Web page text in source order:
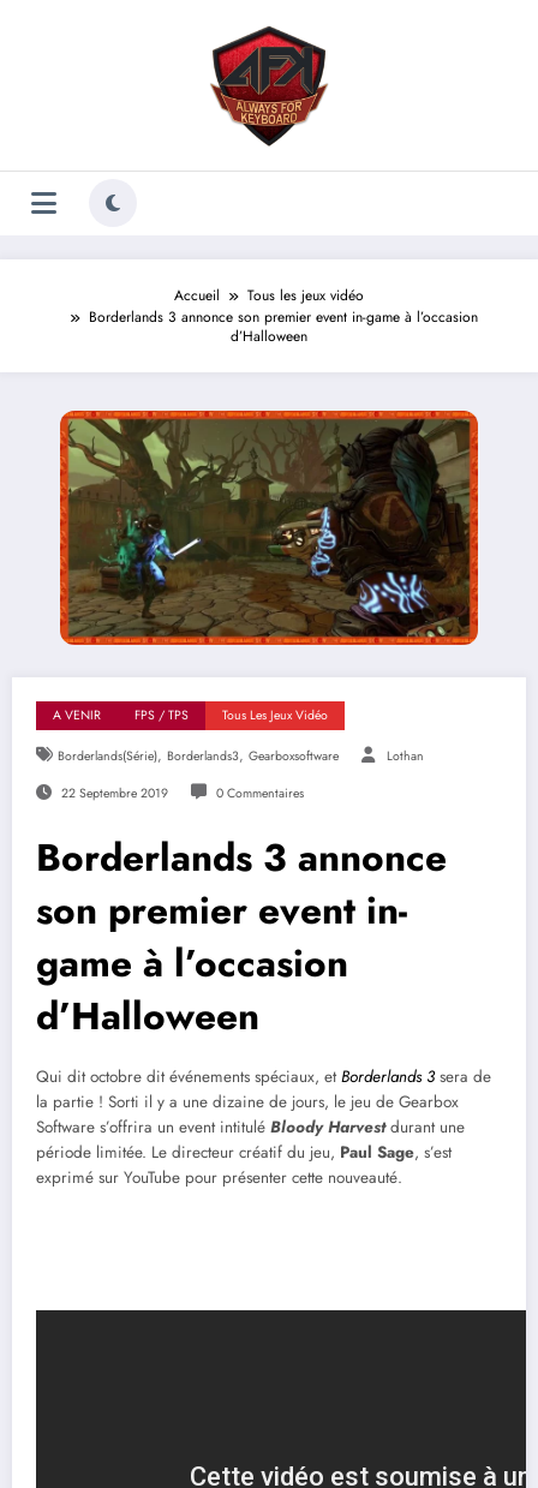
Accueil
Tous les jeux vidéo
Borderlands 3 annonce son premier event in-game à l’occasion
d’Halloween
A VENIR FPS / TPS Tous Les Jeux Vidéo
Borderlands(série), Borderlands3, Gearboxsoftware Lothan
22 Septembre 2019 0 Commentaires
Borderlands 3 annonce
son premier event in-
game à l’occasion
d’Halloween
Qui dit octobre dit événements spéciaux, etBorderlands 3sera de
la partie ! Sorti il y a une dizaine de jours, le jeu de Gearbox
Software s’offrira un event intitulé Bloody Harvest durant une
période limitée. Le directeur créatif du jeu, Paul Sage, s’est
exprimé sur YouTube pour présenter cette nouveauté.